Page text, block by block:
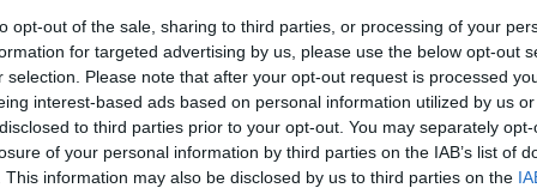
opt-out of the sale, sharing to third parties, or processing of your
for targeted advertising by us, please use the below opt-out
selection. Please note that after your opt-out request is processed
interest-based ads based on personal information utilized by us
to third parties prior to your opt-out. You may separately
of your personal information by third parties on the IAB’s list of
This information may also be disclosed by us to third parties on the
ριχτάρι σε μια πολυθρόνα ή μια
σας, όπως ακριβώς στις παρακάτω
σε ένα χώρο πολύ προσωπικό.
Fritz Hansen Jakarta (@fritzhansenstore_jakarta)στις